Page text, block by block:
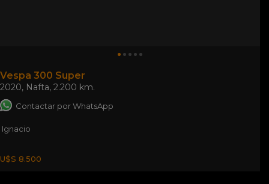
Vespa 300 Super
2020, Nafta, 2.200 km.
Contactar por WhatsApp
Ignacio
U$S 8.500